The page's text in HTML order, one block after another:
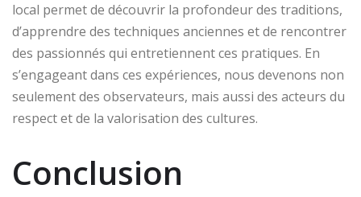
local permet de découvrir la profondeur des traditions,
d’apprendre des techniques anciennes et de rencontrer
des passionnés qui entretiennent ces pratiques. En
s’engageant dans ces expériences, nous devenons non
seulement des observateurs, mais aussi des acteurs du
respect et de la valorisation des cultures.
Conclusion